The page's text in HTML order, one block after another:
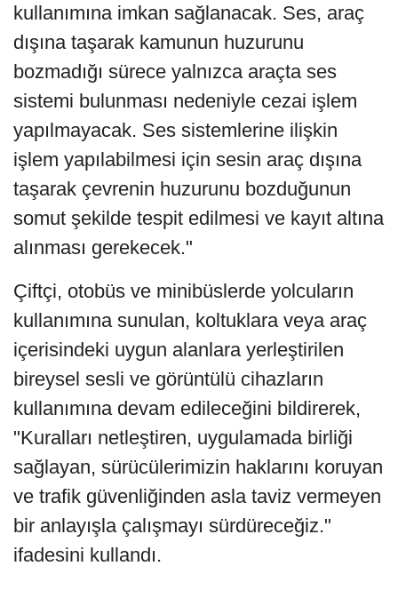
kullanımına imkan sağlanacak. Ses, araç
dışına taşarak kamunun huzurunu
bozmadığı sürece yalnızca araçta ses
sistemi bulunması nedeniyle cezai işlem
yapılmayacak. Ses sistemlerine ilişkin
işlem yapılabilmesi için sesin araç dışına
taşarak çevrenin huzurunu bozduğunun
somut şekilde tespit edilmesi ve kayıt altına
alınması gerekecek."
Çiftçi, otobüs ve minibüslerde yolcuların
kullanımına sunulan, koltuklara veya araç
içerisindeki uygun alanlara yerleştirilen
bireysel sesli ve görüntülü cihazların
kullanımına devam edileceğini bildirerek,
"Kuralları netleştiren, uygulamada birliği
sağlayan, sürücülerimizin haklarını koruyan
ve trafik güvenliğinden asla taviz vermeyen
bir anlayışla çalışmayı sürdüreceğiz."
ifadesini kullandı.